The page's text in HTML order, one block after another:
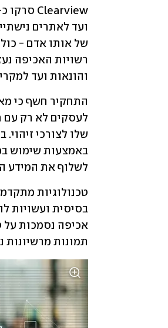
Clearview סרקו כ-3 מיליארד תמונות מהרשת, מפלטפורמות פופולריות כמו
והונאות ועד
לשלוף את המידע
תמונות מרשיונות